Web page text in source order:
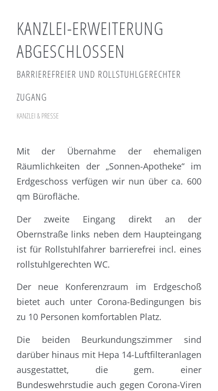
KANZLEI-ERWEITERUNG
ABGESCHLOSSEN
BARRIEREFREIER UND ROLLSTUHLGERECHTER
ZUGANG
KANZLEI & PRESSE
Mit der Übernahme der ehemaligen
Räumlichkeiten der „Sonnen-Apotheke“ im
Erdgeschoss verfügen wir nun über ca. 600
qm Bürofläche.
Der zweite Eingang direkt an der
Obernstraße links neben dem Haupteingang
ist für Rollstuhlfahrer barrierefrei incl. eines
rollstuhlgerechten WC.
Der neue Konferenzraum im Erdgeschoß
bietet auch unter Corona-Bedingungen bis
zu 10 Personen komfortablen Platz.
Die beiden Beurkundungszimmer sind
darüber hinaus mit Hepa 14-Luftfilteranlagen
ausgestattet, die gem. einer
Bundeswehrstudie auch gegen Corona-Viren